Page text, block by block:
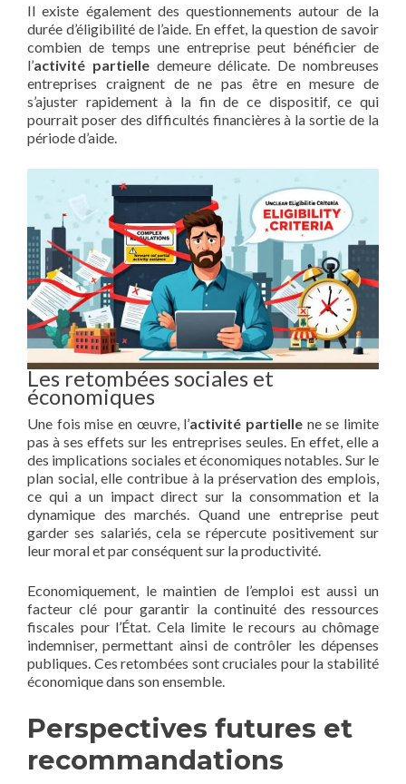
Il existe également des questionnements autour de la
durée d’éligibilité de l’aide. En effet, la question de savoir
combien de temps une entreprise peut bénéficier de
l’activité partielledemeure délicate. De nombreuses
entreprises craignent de ne pas être en mesure de
s’ajuster rapidement à la fin de ce dispositif, ce qui
pourrait poser des difficultés financières à la sortie de la
période d’aide.
Les retombées sociales et
économiques
Une fois mise en œuvre, l’activité partielle ne se limite
pas à ses effets sur les entreprises seules. En effet, elle a
des implications sociales et économiques notables. Sur le
plan social, elle contribue à la préservation des emplois,
ce qui a un impact direct sur la consommation et la
dynamique des marchés. Quand une entreprise peut
garder ses salariés, cela se répercute positivement sur
leur moral et par conséquent sur la productivité.
Economiquement, le maintien de l’emploi est aussi un
facteur clé pour garantir la continuité des ressources
fiscales pour l’État. Cela limite le recours au chômage
indemniser, permettant ainsi de contrôler les dépenses
publiques. Ces retombées sont cruciales pour la stabilité
économique dans son ensemble.
Perspectives futures et
recommandations